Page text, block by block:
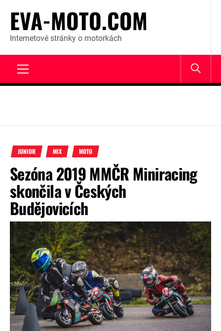
content
EVA-MOTO.COM
Internetové stránky o motorkách
JUNIOR MIX MOTO
Sezóna 2019 MMČR Miniracing
skončila v Českých
Budějovicích